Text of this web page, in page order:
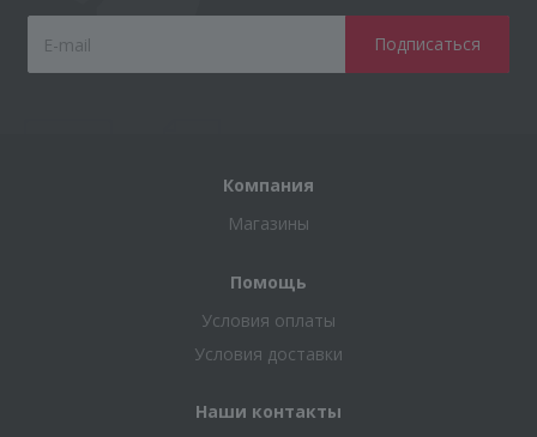
Компания
Магазины
Помощь
Условия оплаты
Условия доставки
Наши контакты